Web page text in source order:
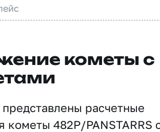
кометы с
расчетные
кометы 482P/PANSTARRS